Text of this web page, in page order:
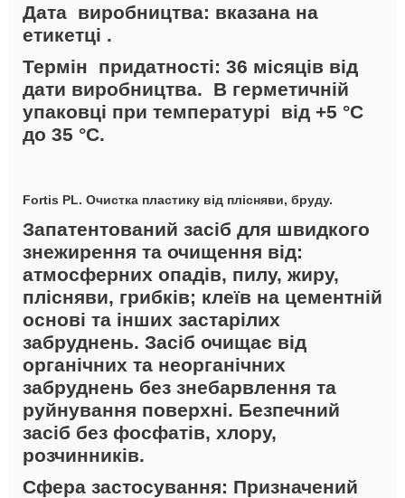
Дата виробництва: вказана на
етикетці .
Термін придатності: 36 місяців від
дати виробництва. В герметичній
упаковці при температурі від +5 °С
до 35 °С.
Fortis PL. Очистка пластику від плісняви, бруду.
Запатентований засіб для швидкого
знежирення та очищення від:
атмосферних опадів, пилу, жиру,
плісняви, грибків; клеїв на цементній
основі та інших застарілих
забруднень. Засіб очищає від
органічних та неорганічних
забруднень без знебарвлення та
руйнування поверхні. Безпечний
засіб без фосфатів, хлору,
розчинників.
Сфера застосування: Призначений